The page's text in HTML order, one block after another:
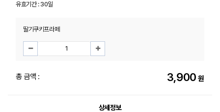
유효기간 :30일
딸기쿠키프라페
총 금액 : 3,900 원
상세정보